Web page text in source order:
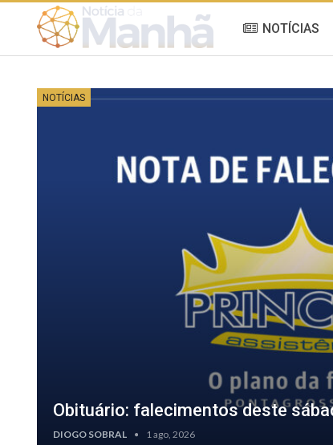
NOTÍCIAS
NOTÍCIAS
Obituário: falecimentos deste
DIOGO SOBRAL 1 ago, 2026